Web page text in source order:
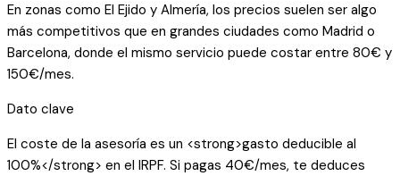
En zonas como El Ejido y Almería, los precios suelen ser algo
más competitivos que en grandes ciudades como Madrid o
Barcelona, donde el mismo servicio puede costar entre 80€ y
150€/mes.
Dato clave
El coste de la asesoría es un <strong>gasto deducible al
100%</strong> en el IRPF. Si pagas 40€/mes, te deduces